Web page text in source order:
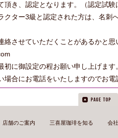
頂き、認定となります。（認定試
クター3級と認定された方は、名刺
絡させていただくことがあるかと思
初に御設定の程お願い申し上げます
場合にお電話をいたしますのでお
店舗のご案内 三喜屋珈琲を知る 会